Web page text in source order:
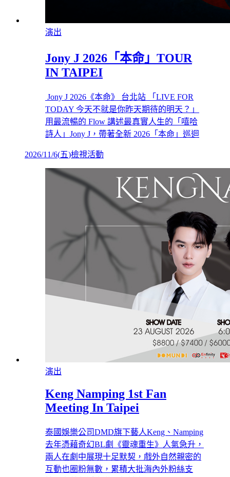
演出
Jony J 2026「本命」TOUR
IN TAIPEI
Jony J 2026《本命》 台北站 「LIVE FOR
TODAY 今天不就是你昨天期待的明天？」
用最流暢的 Flow 講述最真實人生的「嘻哈
詩人」Jony J，帶著全新 2026「本命」巡迴
2026/11/6(五)檢視活動
演出
Keng Namping 1st Fan
Meeting In Taipei
泰國娛樂公司DMD旗下藝人Keng、Namping
去年憑藉奇幻BL劇《靈魂重生》人氣急升，
兩人在劇中展現十足默契，戲外自然親密的
互動也圈粉無數，累積大批海內外粉絲支